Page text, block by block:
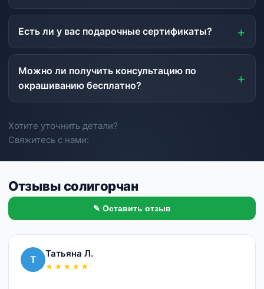
Есть ли у вас подарочные сертификаты?
Можно ли получить консультацию по
окрашиванию бесплатно?
Хотите уточнить детали?
Свяжитесь с нами:
Отзывы солигорчан
✎ Оставить отзыв
Т Татьяна Л.
★★★★★